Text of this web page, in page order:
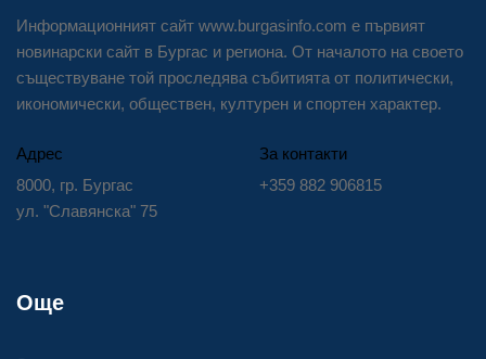
Информационният сайт www.burgasinfo.com е първият
новинарски сайт в Бургас и региона. От началото на своето
съществуване той проследява събитията от политически,
икономически, обществен, културен и спортен характер.
Адрес
8000, гр. Бургас
ул. "Славянска" 75
За контакти
+359 882 906815
Още